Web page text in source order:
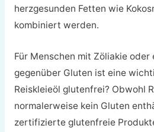
herzgesunden Fetten wie
kombiniert werden.
Für Menschen mit Zöliakie
gegenüber Gluten ist eine
Reiskleieöl glutenfrei? Obwohl
normalerweise kein Gluten
zertifizierte glutenfreie